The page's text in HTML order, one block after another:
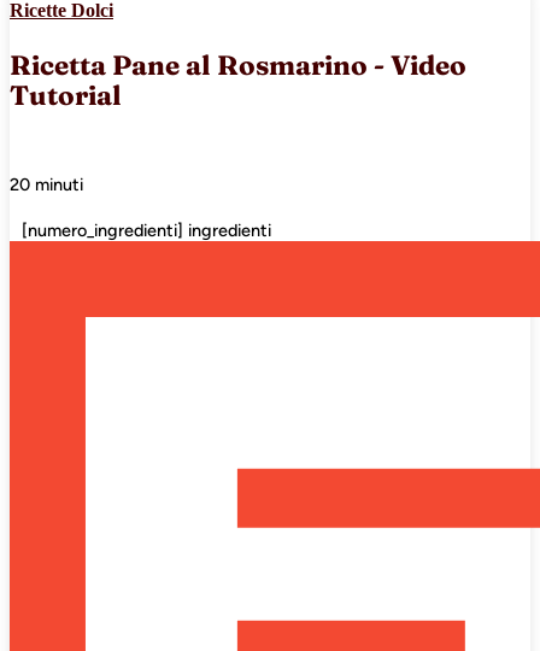
Ricette Dolci
Ricetta Pane al Rosmarino - Video
Tutorial
20 minuti
[numero_ingredienti] ingredienti